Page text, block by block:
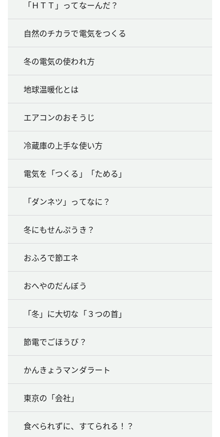
「ＨＴＴ」ってなーんだ？
自然のチカラで電気をつくる
冬の電気の使われ方
地球温暖化とは
エアコンのおそうじ
冷蔵庫の上手な使い方
電気を「つくる」「ためる」
「ダンネツ」ってなに？
冬にもせんぷうき？
おふろで節エネ
おへやのだんぼう
「冬」に大切な「３つの首」
節電でごほうび？
かんきょうマンダラート
東京の「会社」
食べられずに、すてられる！？